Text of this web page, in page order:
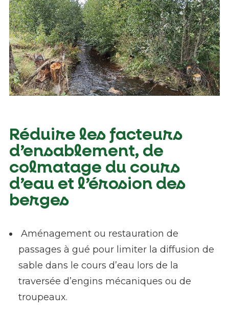
Réduire les facteurs
d’ensablement, de
colmatage du cours
d’eau et l’érosion des
berges
Aménagement ou restauration de
passages à gué pour limiter la diffusion de
sable dans le cours d’eau lors de la
traversée d’engins mécaniques ou de
troupeaux.